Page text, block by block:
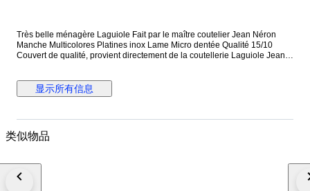
Très belle ménagère Laguiole Fait par le maître coutelier Jean Néron
Manche Multicolores Platines inox Lame Micro dentée Qualité 15/10
Couvert de qualité, provient directement de la coutellerie Laguiole Jean
显示所有信息
类似物品